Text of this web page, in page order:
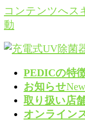
コンテンツへス
動
PEDICの特
お知らせ
取り扱い店
オンライン